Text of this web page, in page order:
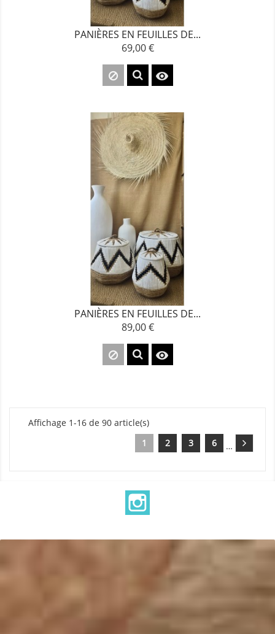
PANIÈRES EN FEUILLES DE...
Prix
69,00 €

PANIÈRES EN FEUILLES DE...
Prix
89,00 €

Affichage 1-16 de 90 article(s)
1
2 3 …
6